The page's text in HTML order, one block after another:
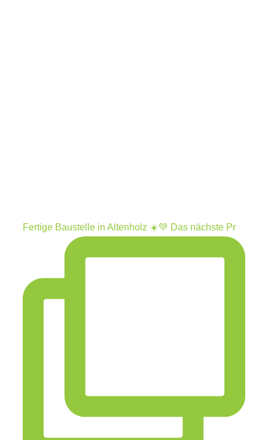
Fertige Baustelle in Altenholz ☀️💚 Das nächste Pr